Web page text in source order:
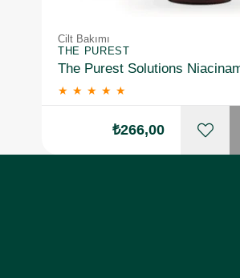
Cilt Bakımı
THE PUREST
★ ★ ★ ★ ★
₺266,00